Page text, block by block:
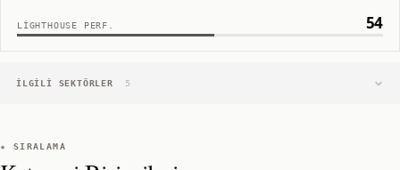
LIGHTHOUSE PERF. 54
İLGILI SEKTÖRLER 5
★ SIRALAMA